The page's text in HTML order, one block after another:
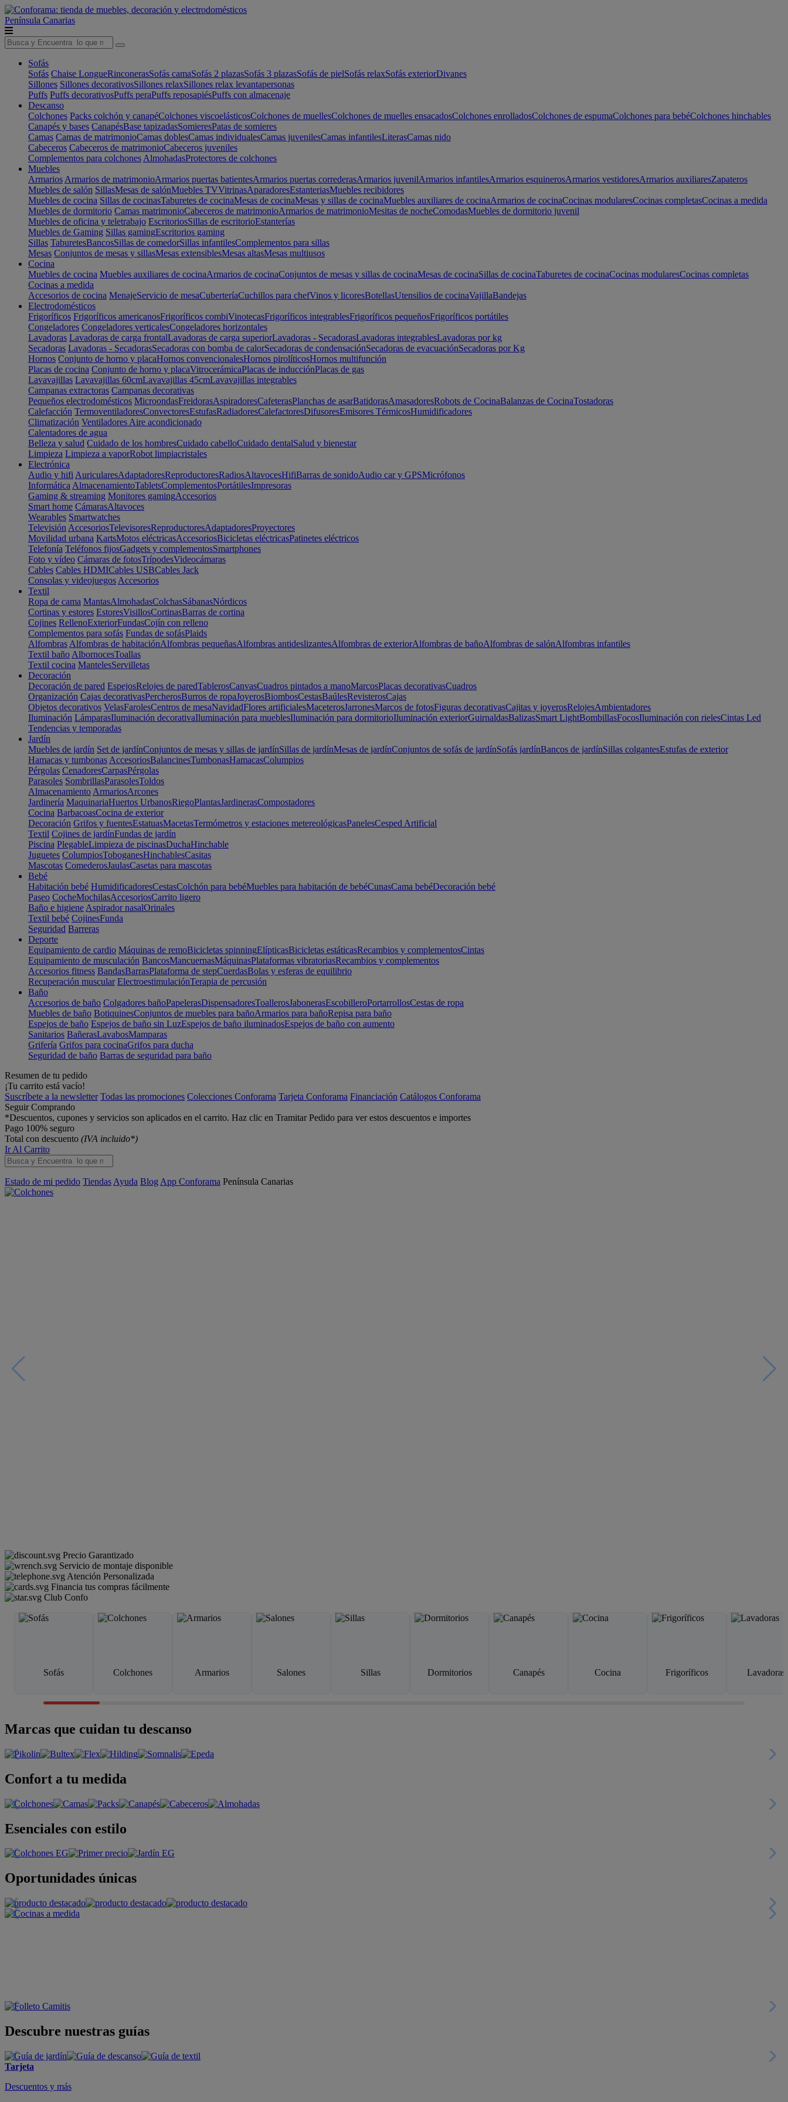
Península Canarias
Sofás
Sofás Chaise LongueRinconerasSofás camaSofás 2 plazasSofás 3 plazasSofás de pielSofás relaxSofás exteriorDivanes
Sillones Sillones decorativosSillones relaxSillones relax levantapersonas
Puffs Puffs decorativosPuffs peraPuffs reposapiésPuffs con almacenaje
Descanso
Colchones Packs colchón y canapéColchones viscoelásticosColchones de muellesColchones de muelles ensacadosColchones enrolladosColchones de espumaColchones para bebéColchones hinchables
Canapés y bases CanapésBase tapizadasSomieresPatas de somieres
Camas Camas de matrimonioCamas doblesCamas individualesCamas juvenilesCamas infantilesLiterasCamas nido
Cabeceros Cabeceros de matrimonioCabeceros juveniles
Complementos para colchones AlmohadasProtectores de colchones
Muebles
Armarios Armarios de matrimonioArmarios puertas batientesArmarios puertas correderasArmarios juvenilArmarios infantilesArmarios esquinerosArmarios vestidoresArmarios auxiliaresZapateros
Muebles de salón SillasMesas de salónMuebles TVVitrinasAparadoresEstanteriasMuebles recibidores
Muebles de cocina Sillas de cocinasTaburetes de cocinaMesas de cocinaMesas y sillas de cocinaMuebles auxiliares de cocinaArmarios de cocinaCocinas modularesCocinas completasCocinas a medida
Muebles de dormitorio Camas matrimonioCabeceros de matrimonioArmarios de matrimonioMesitas de nocheComodasMuebles de dormitorio juvenil
Muebles de oficina y teletrabajo EscritoriosSillas de escritorioEstanterías
Muebles de Gaming Sillas gamingEscritorios gaming
Sillas TaburetesBancosSillas de comedorSillas infantilesComplementos para sillas
Mesas Conjuntos de mesas y sillasMesas extensiblesMesas altasMesas multiusos
Cocina
Muebles de cocina Muebles auxiliares de cocinaArmarios de cocinaConjuntos de mesas y sillas de cocinaMesas de cocinaSillas de cocinaTaburetes de cocinaCocinas modularesCocinas completas
Cocinas a medida
Accesorios de cocina MenajeServicio de mesaCuberteríaCuchillos para chefVinos y licoresBotellasUtensilios de cocinaVajillaBandejas
Electrodomésticos
Frigoríficos Frigoríficos americanosFrigoríficos combiVinotecasFrigoríficos integrablesFrigoríficos pequeñosFrigoríficos portátiles
Congeladores Congeladores verticalesCongeladores horizontales
Lavadoras Lavadoras de carga frontalLavadoras de carga superiorLavadoras - SecadorasLavadoras integrablesLavadoras por kg
Secadoras Lavadoras - SecadorasSecadoras con bomba de calorSecadoras de condensaciónSecadoras de evacuaciónSecadoras por Kg
Hornos Conjunto de horno y placaHornos convencionalesHornos pirolíticosHornos multifunción
Placas de cocina Conjunto de horno y placaVitrocerámicaPlacas de inducciónPlacas de gas
Lavavajillas Lavavajillas 60cmLavavajillas 45cmLavavajillas integrables
Campanas extractoras Campanas decorativas
Pequeños electrodomésticos MicroondasFreidorasAspiradoresCafeterasPlanchas de asarBatidorasAmasadoresRobots de CocinaBalanzas de CocinaTostadoras
Calefacción TermoventiladoresConvectoresEstufasRadiadoresCalefactoresDifusoresEmisores TérmicosHumidificadores
Climatización Ventiladores Aire acondicionado
Calentadores de agua
Belleza y salud Cuidado de los hombresCuidado cabelloCuidado dentalSalud y bienestar
Limpieza Limpieza a vaporRobot limpiacristales
Electrónica
Audio y hifi AuricularesAdaptadoresReproductoresRadiosAltavocesHifiBarras de sonidoAudio car y GPSMicrófonos
Informática AlmacenamientoTabletsComplementosPortátilesImpresoras
Gaming & streaming Monitores gamingAccesorios
Smart home CámarasAltavoces
Wearables Smartwatches
Televisión AccesoriosTelevisoresReproductoresAdaptadoresProyectores
Movilidad urbana KartsMotos eléctricasAccesoriosBicicletas eléctricasPatinetes eléctricos
Telefonía Teléfonos fijosGadgets y complementosSmartphones
Foto y vídeo Cámaras de fotosTrípodesVideocámaras
Cables Cables HDMICables USBCables Jack
Consolas y videojuegos Accesorios
Textil
Ropa de cama MantasAlmohadasColchasSábanasNórdicos
Cortinas y estores EstoresVisillosCortinasBarras de cortina
Cojines RellenoExteriorFundasCojín con relleno
Complementos para sofás Fundas de sofásPlaids
Alfombras Alfombras de habitaciónAlfombras pequeñasAlfombras antideslizantesAlfombras de exteriorAlfombras de bañoAlfombras de salónAlfombras infantiles
Textil baño AlbornocesToallas
Textil cocina MantelesServilletas
Decoración
Decoración de pared EspejosRelojes de paredTablerosCanvasCuadros pintados a manoMarcosPlacas decorativasCuadros
Organización Cajas decorativasPercherosBurros de ropaJoyerosBiombosCestasBaúlesRevisterosCajas
Objetos decorativos VelasFarolesCentros de mesaNavidadFlores artificialesMaceterosJarronesMarcos de fotosFiguras decorativasCajitas y joyerosRelojesAmbientadores
Iluminación LámparasIluminación decorativaIluminación para mueblesIluminación para dormitorioIluminación exteriorGuirnaldasBalizasSmart LightBombillasFocosIluminación con rielesCintas Led
Tendencias y temporadas
Jardín
Muebles de jardín Set de jardínConjuntos de mesas y sillas de jardínSillas de jardínMesas de jardínConjuntos de sofás de jardínSofás jardínBancos de jardínSillas colgantesEstufas de exterior
Hamacas y tumbonas AccesoriosBalancinesTumbonasHamacasColumpios
Pérgolas CenadoresCarpasPérgolas
Parasoles SombrillasParasolesToldos
Almacenamiento ArmariosArcones
Jardinería MaquinariaHuertos UrbanosRiegoPlantasJardinerasCompostadores
Cocina BarbacoasCocina de exterior
Decoración Grifos y fuentesEstatuasMacetasTermómetros y estaciones metereológicasPanelesCesped Artificial
Textil Cojines de jardínFundas de jardín
Piscina PlegableLimpieza de piscinasDuchaHinchable
Juguetes ColumpiosToboganesHinchablesCasitas
Mascotas ComederosJaulasCasetas para mascotas
Bebé
Habitación bebé HumidificadoresCestasColchón para bebéMuebles para habitación de bebéCunasCama bebéDecoración bebé
Paseo CocheMochilasAccesoriosCarrito ligero
Baño e higiene Aspirador nasalOrinales
Textil bebé CojinesFunda
Seguridad Barreras
Deporte
Equipamiento de cardio Máquinas de remoBicicletas spinningElípticasBicicletas estáticasRecambios y complementosCintas
Equipamiento de musculación BancosMancuernasMáquinasPlataformas vibratoriasRecambios y complementos
Accesorios fitness BandasBarrasPlataforma de stepCuerdasBolas y esferas de equilibrio
Recuperación muscular ElectroestimulaciónTerapia de percusión
Baño
Accesorios de baño Colgadores bañoPapelerasDispensadoresToallerosJabonerasEscobilleroPortarrollosCestas de ropa
Muebles de baño BotiquinesConjuntos de muebles para bañoArmarios para bañoRepisa para baño
Espejos de baño Espejos de baño sin LuzEspejos de baño iluminadosEspejos de baño con aumento
Sanitarios BañerasLavabosMamparas
Grifería Grifos para cocinaGrifos para ducha
Seguridad de baño Barras de seguridad para baño
Resumen de tu pedido
¡Tu carrito está vacío!
Suscríbete a la newsletter Todas las promociones Colecciones Conforama Tarjeta Conforama Financiación Catálogos Conforama
Seguir Comprando
*Descuentos, cupones y servicios son aplicados en el carrito. Haz clic en Tramitar Pedido para ver estos descuentos e importes
Pago 100% seguro
Total con descuento (IVA incluido*)
Ir Al Carrito
Estado de mi pedido Tiendas Ayuda Blog App Conforama Península Canarias
Precio Garantizado
Servicio de montaje disponible
Atención Personalizada
Financia tus compras fácilmente
Club Confo
Sofás Colchones Armarios Salones Sillas Dormitorios Canapés Cocina Frigoríficos Lavadoras
Marcas que cuidan tu descanso
Confort a tu medida
Esenciales con estilo
Oportunidades únicas
Descubre nuestras guías
Tarjeta
Descuentos y más